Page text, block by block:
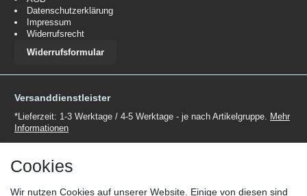
Datenschutzerklärung
Impressum
Widerrufsrecht
Widerrufsformular
Versanddienstleister
*Lieferzeit: 1-3 Werktage / 4-5 Werktage - je nach Artikelgruppe. Mehr
Informationen
Cookies
Wir nutzen Cookies auf unserer Website. Einige von diesen sind